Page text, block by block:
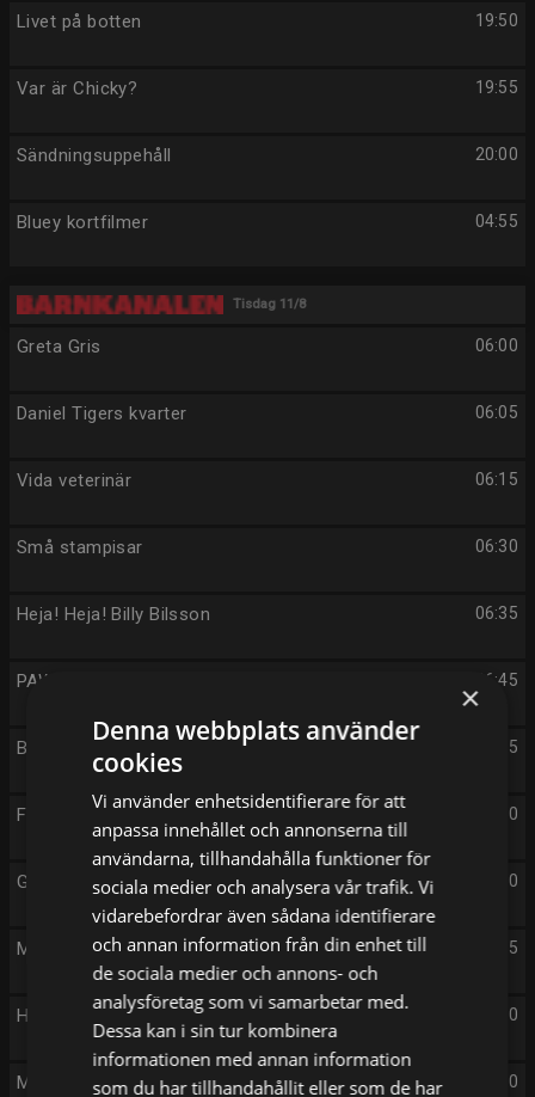
19:50
Livet på botten
19:55
Var är Chicky?
20:00
Sändningsuppehåll
04:55
Bluey kortfilmer
Tisdag 11/8
06:00
Greta Gris
06:05
Daniel Tigers kvarter
06:15
Vida veterinär
06:30
Små stampisar
06:35
Heja! Heja! Billy Bilsson
06:45
PAW Patrol
06:55
Bluey
07:00
Fåret Shaun
07:10
Greta Gris
07:15
Min hobby
07:20
Helmis undervattensvärld
07:30
Mumfie
×
Denna webbplats använder
cookies
Vi använder enhetsidentifierare för att
anpassa innehållet och annonserna till
användarna, tillhandahålla funktioner för
sociala medier och analysera vår trafik. Vi
vidarebefordrar även sådana identifierare
och annan information från din enhet till
de sociala medier och annons- och
analysföretag som vi samarbetar med.
Dessa kan i sin tur kombinera
informationen med annan information
som du har tillhandahållit eller som de har